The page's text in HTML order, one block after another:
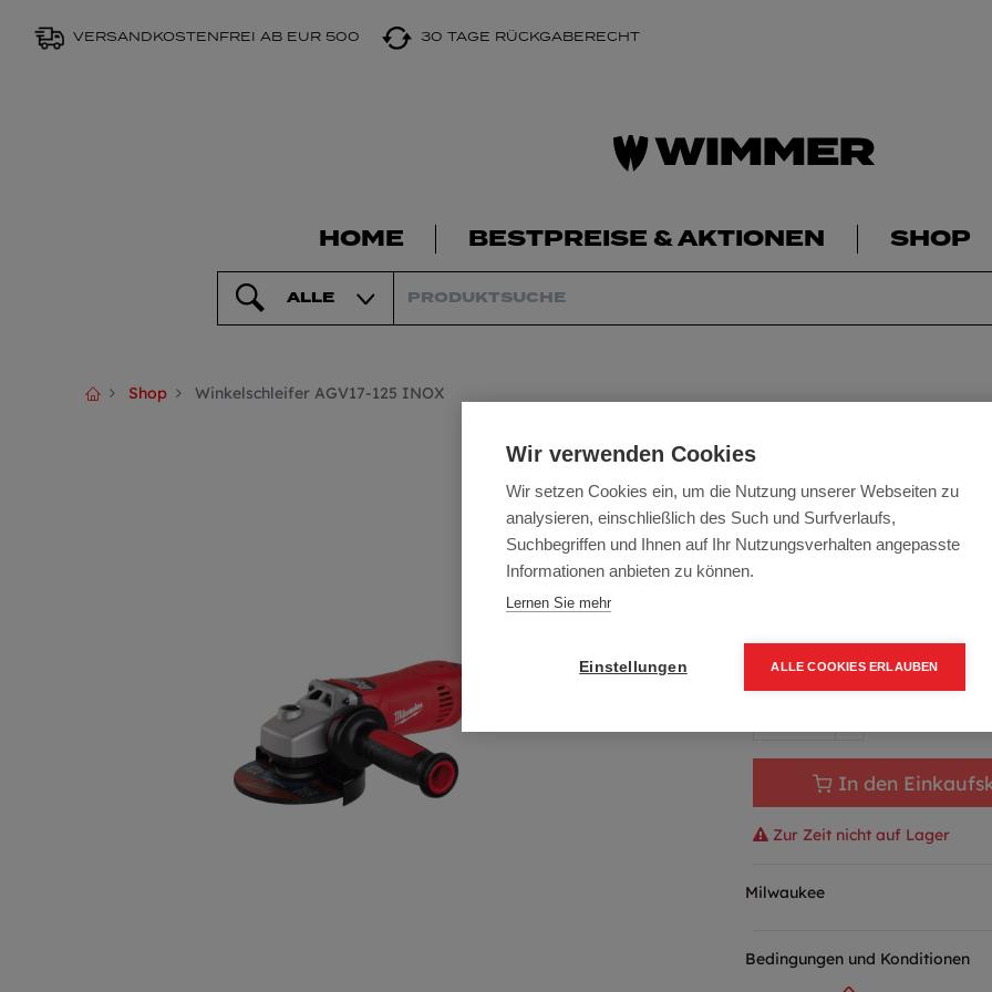
VERSANDKOSTENFREI AB EUR 500 30 TAGE RÜCKGABERECHT
HOME BESTPREISE & AKTIONEN SHOP
ALLE
Shop Winkelschleifer AGV17-125 INOX
Winkelschleifer
Artikelnummer:4933449870
Typ: AGV17-125 INOX
249,90 € / Stk.
In den
Zur Zeit nicht auf Lager
Milwaukee
Bedingungen und Konditionen
Wir verwenden Cookies
Wir setzen Cookies ein, um die Nutzung unserer Webseiten zu
analysieren, einschließlich des Such und Surfverlaufs,
Suchbegriffen und Ihnen auf Ihr Nutzungsverhalten angepasste
Informationen anbieten zu können.
Lernen Sie mehr
Einstellungen ALLE COOKIES ERLAUBEN